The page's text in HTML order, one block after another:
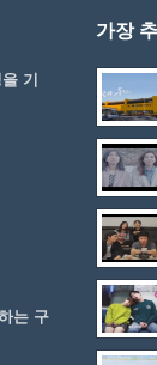
기
는 구
가장